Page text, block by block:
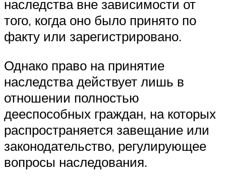
наследства вне зависимости от
того, когда оно было принято по
факту или зарегистрировано.
Однако право на принятие
наследства действует лишь в
отношении полностью
дееспособных граждан, на которых
распространяется завещание или
законодательство, регулирующее
вопросы наследования.